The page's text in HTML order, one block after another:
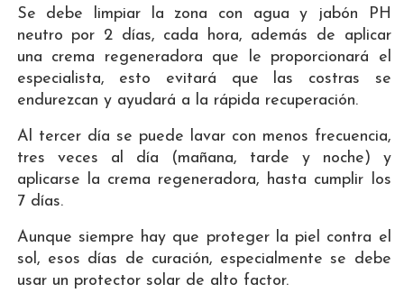
Se debe limpiar la zona con agua y jabón PH
neutro por 2 días, cada hora, además de aplicar
una crema regeneradora que le proporcionará el
especialista, esto evitará que las costras se
endurezcan y ayudará a la rápida recuperación.
Al tercer día se puede lavar con menos frecuencia,
tres veces al día (mañana, tarde y noche) y
aplicarse la crema regeneradora, hasta cumplir los
7 días.
Aunque siempre hay que proteger la piel contra el
sol, esos días de curación, especialmente se debe
usar un protector solar de alto factor.